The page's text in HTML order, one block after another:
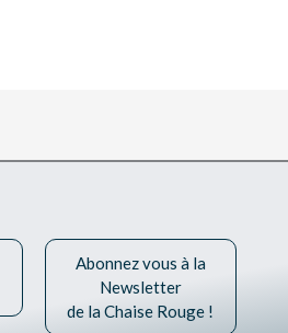
Abonnez vous à la
Newsletter
de la Chaise Rouge !